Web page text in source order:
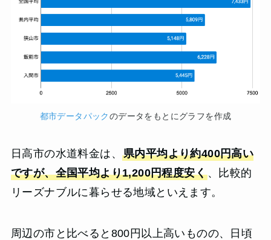
都市データパックのデータをもとにグラフを作成
日高市の水道料金は、 県内平均より約400円高い
ですが、全国平均より1,200円程度安く、比較的
リーズナブルに暮らせる地域といえます。
周辺の市と比べると800円以上高いものの、日頃